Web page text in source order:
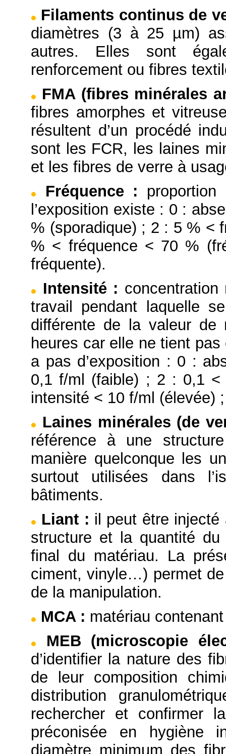
Filaments continus de
diamètres (3 à 25 µm)
autres. Elles sont
renforcement ou fibres
FMA (fibres minérales
fibres amorphes et
résultent d’un procédé
sont les FCR, les laines
et les fibres de verre à
Fréquence:
l’exposition existe : 0 :
% (sporadique) ; 2 : 5 % <
% < fréquence < 70 %
fréquente).
Intensité:
travail pendant laquelle
différente de la valeur de
heures car elle ne tient
a pas d’exposition : 0 :
0,1 f/ml (faible) ; 2 : 0,1
intensité < 10 f/ml (élevée)
Laines minérales (de
référence à une
manière quelconque les
surtout utilisées dans
bâtiments.
Liant : il peut être
structure et la quantité du
final du matériau. La
ciment, vinyle…) permet
de la manipulation.
MCA: matériau
MEB (microscopie
d’identifier la nature des
de leur composition
distribution
rechercher et confirmer
préconisée en hygiène
diamètre minimum des